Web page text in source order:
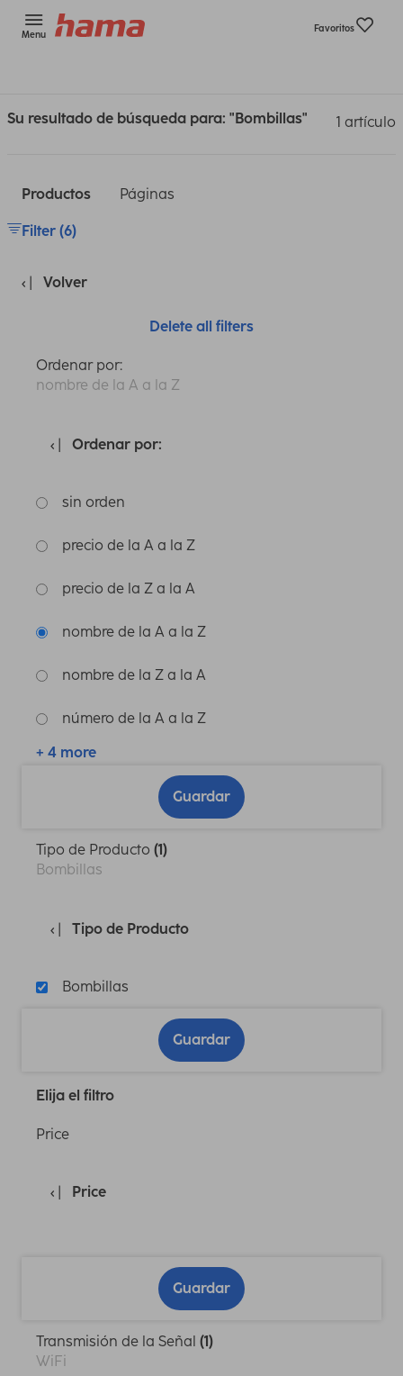
Menu
Favoritos
Su resultado de búsqueda para: "Bombillas" 1 artículo
Productos Páginas
Filter (6)
Volver
Delete all filters
Ordenar por:
nombre de la A a la Z
Ordenar por:
sin orden
precio de la A a la Z
precio de la Z a la A
nombre de la A a la Z
nombre de la Z a la A
número de la A a la Z
+ 4 more
Guardar
Tipo de Producto (1)
Bombillas
Tipo de Producto
Bombillas
Guardar
Elija el filtro
Price
Price
Guardar
Transmisión de la Señal (1)
WiFi